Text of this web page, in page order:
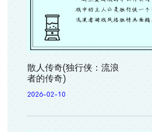
散人传奇(独行侠：流浪
者的传奇)
2026-02-10